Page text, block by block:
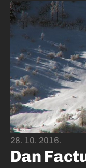
28. 10. 2016.
Dan